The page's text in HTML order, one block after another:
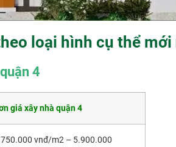
loại hình cụ thể mới
4
giá xây nhà quận 4
vnđ/m2 – 5.900.000